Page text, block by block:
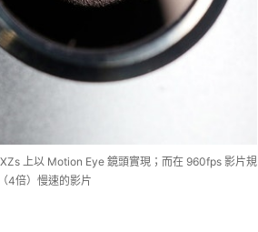
上以 Motion Eye 鏡頭實現；而在 960fps 影片規
4倍）慢速的影片